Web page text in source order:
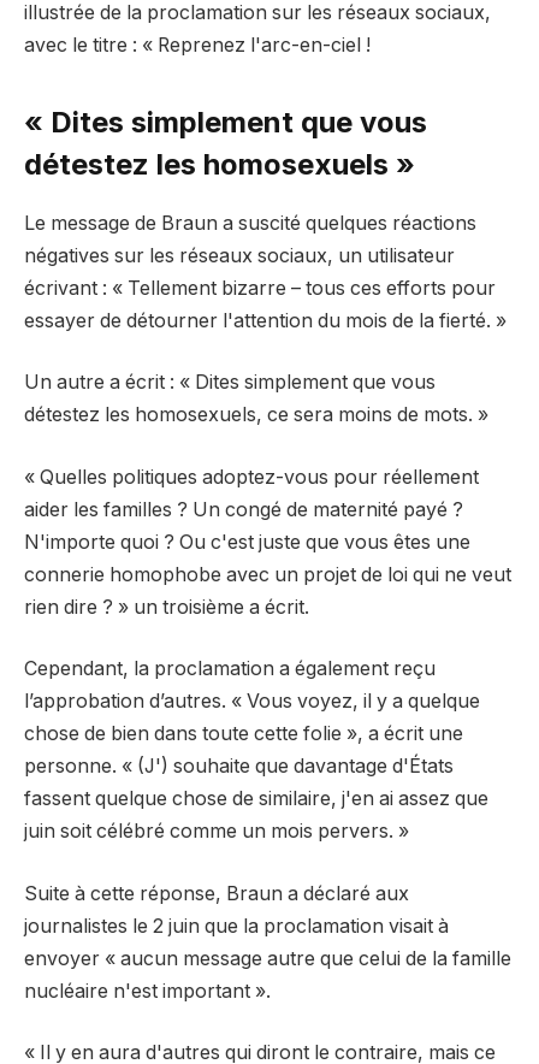
illustrée de la proclamation sur les réseaux sociaux,
avec le titre : « Reprenez l'arc-en-ciel !
« Dites simplement que vous
détestez les homosexuels »
Le message de Braun a suscité quelques réactions
négatives sur les réseaux sociaux, un utilisateur
écrivant : « Tellement bizarre – tous ces efforts pour
essayer de détourner l'attention du mois de la fierté. »
Un autre a écrit : « Dites simplement que vous
détestez les homosexuels, ce sera moins de mots. »
« Quelles politiques adoptez-vous pour réellement
aider les familles ? Un congé de maternité payé ?
N'importe quoi ? Ou c'est juste que vous êtes une
connerie homophobe avec un projet de loi qui ne veut
rien dire ? » un troisième a écrit.
Cependant, la proclamation a également reçu
l’approbation d’autres. « Vous voyez, il y a quelque
chose de bien dans toute cette folie », a écrit une
personne. « (J') souhaite que davantage d'États
fassent quelque chose de similaire, j'en ai assez que
juin soit célébré comme un mois pervers. »
Suite à cette réponse, Braun a déclaré aux
journalistes le 2 juin que la proclamation visait à
envoyer « aucun message autre que celui de la famille
nucléaire n'est important ».
« Il y en aura d'autres qui diront le contraire, mais ce